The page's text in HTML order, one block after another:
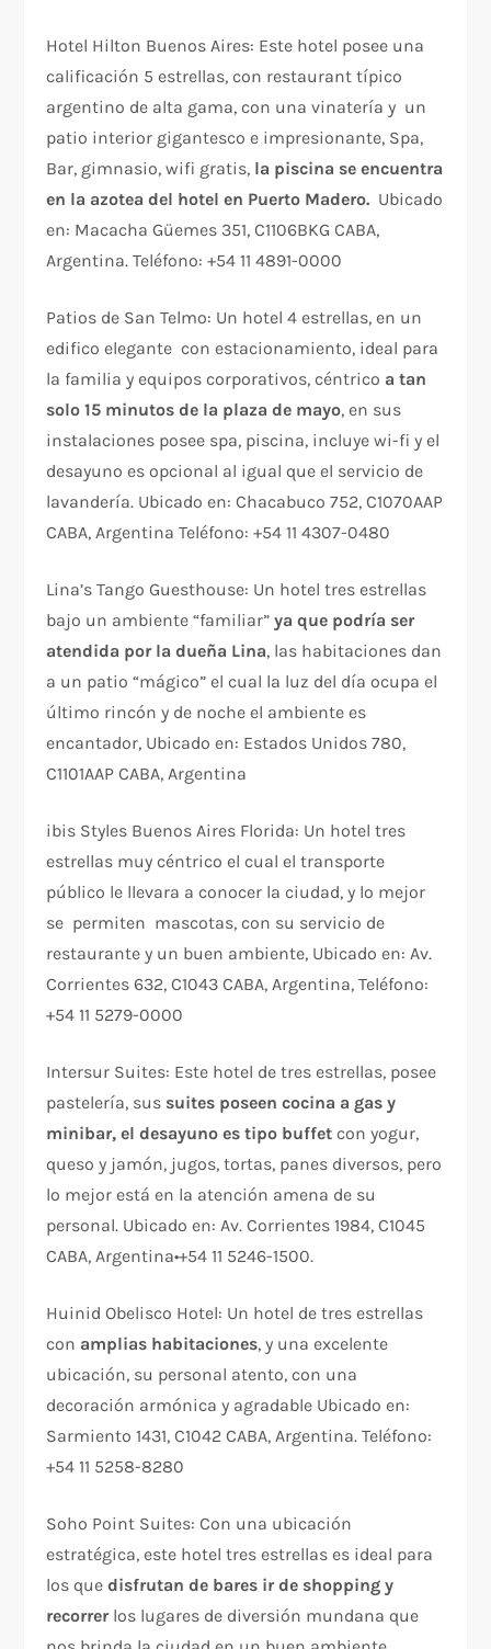
Hotel Hilton Buenos Aires: Este hotel posee una
calificación 5 estrellas, con restaurant típico
argentino de alta gama, con una vinatería y un
patio interior gigantesco e impresionante, Spa,
Bar, gimnasio, wifi gratis, la piscina se encuentra
en la azotea del hotel en Puerto Madero. Ubicado
en: Macacha Güemes 351, C1106BKG CABA,
Argentina. Teléfono: +54 11 4891-0000
Patios de San Telmo: Un hotel 4 estrellas, en un
edifico elegante con estacionamiento, ideal para
la familia y equipos corporativos, céntrico a tan
solo 15 minutos de la plaza de mayo, en sus
instalaciones posee spa, piscina, incluye wi-fi y el
desayuno es opcional al igual que el servicio de
lavandería. Ubicado en: Chacabuco 752, C1070AAP
CABA, Argentina Teléfono: +54 11 4307-0480
Lina’s Tango Guesthouse: Un hotel tres estrellas
bajo un ambiente “familiar”ya que podría ser
atendida por la dueña Lina, las habitaciones dan
a un patio “mágico” el cual la luz del día ocupa el
último rincón y de noche el ambiente es
encantador, Ubicado en: Estados Unidos 780,
C1101AAP CABA, Argentina
ibis Styles Buenos Aires Florida: Un hotel tres
estrellas muy céntrico el cual el transporte
público le llevara a conocer la ciudad, y lo mejor
se permiten mascotas, con su servicio de
restaurante y un buen ambiente, Ubicado en: Av.
Corrientes 632, C1043 CABA, Argentina, Teléfono:
+54 11 5279-0000
Intersur Suites: Este hotel de tres estrellas, posee
pastelería, sus suites poseen cocina a gas y
minibar, el desayuno es tipo buffetcon yogur,
queso y jamón, jugos, tortas, panes diversos, pero
lo mejor está en la atención amena de su
personal. Ubicado en: Av. Corrientes 1984, C1045
CABA, Argentina•+54 11 5246-1500.
Huinid Obelisco Hotel: Un hotel de tres estrellas
con amplias habitaciones, y una excelente
ubicación, su personal atento, con una
decoración armónica y agradable Ubicado en:
Sarmiento 1431, C1042 CABA, Argentina. Teléfono:
+54 11 5258-8280
Soho Point Suites: Con una ubicación
estratégica, este hotel tres estrellas es ideal para
los quedisfrutan de bares ir de shopping y
recorrerlos lugares de diversión mundana que